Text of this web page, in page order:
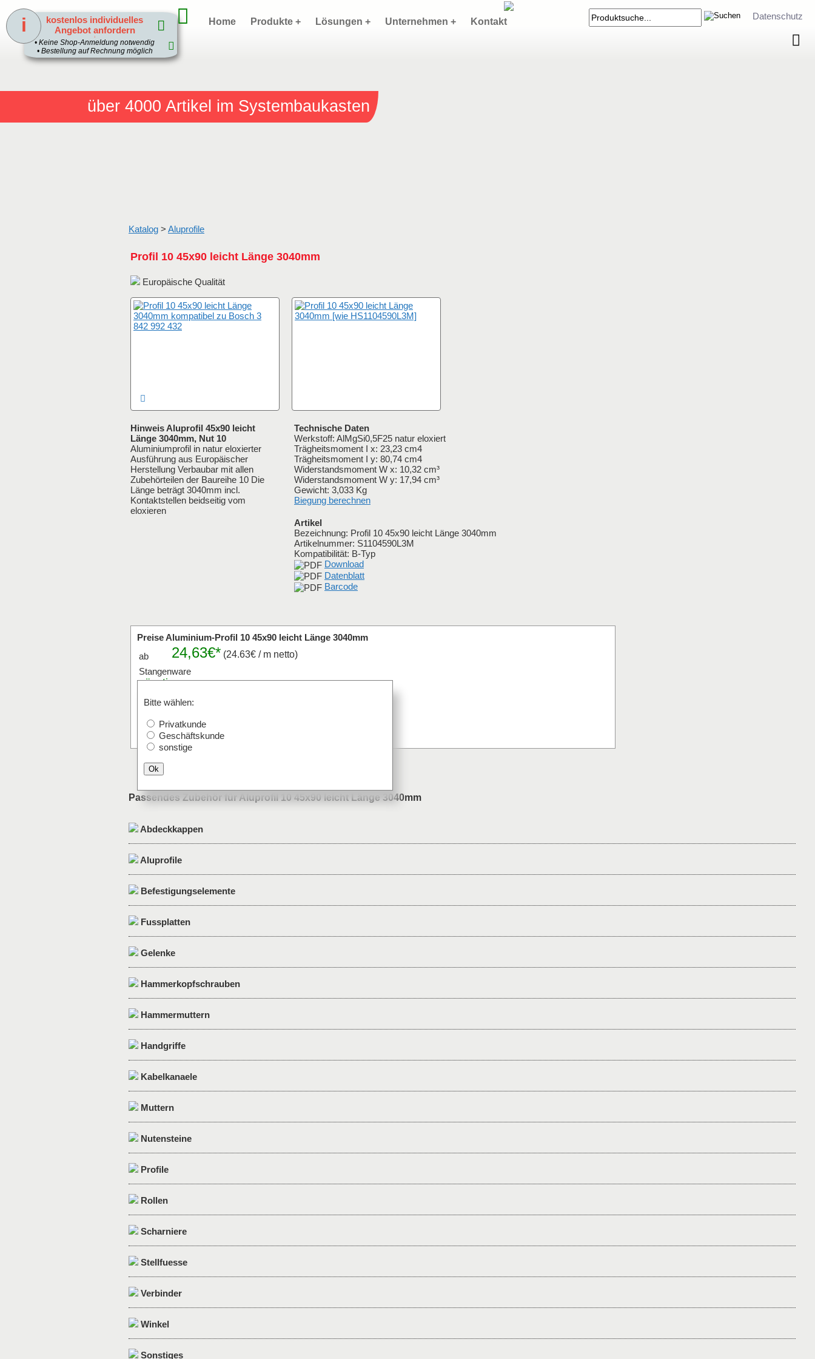
über 4000 Artikel im Systembaukasten
Datenschutz
Home Produkte + Lösungen + Unternehmen + Kontakt
Katalog > Aluprofile
Profil 10 45x90 leicht Länge 3040mm
Europäische Qualität
Hinweis Aluprofil 45x90 leicht
Länge 3040mm, Nut 10
Aluminiumprofil in natur eloxierter
Ausführung aus Europäischer
Herstellung Verbaubar mit allen
Zubehörteilen der Baureihe 10 Die
Länge beträgt 3040mm incl.
Kontaktstellen beidseitig vom
eloxieren
Technische Daten
Werkstoff: AlMgSi0,5F25 natur eloxiert
Trägheitsmoment I x: 23,23 cm4
Trägheitsmoment I y: 80,74 cm4
Widerstandsmoment W x: 10,32 cm³
Widerstandsmoment W y: 17,94 cm³
Gewicht: 3,033 Kg
Biegung berechnen
Artikel
Bezeichnung: Profil 10 45x90 leicht Länge 3040mm
Artikelnummer: S1104590L3M
Kompatibilität: B-Typ
Download
Datenblatt
Barcode
Preise Aluminium-Profil 10 45x90 leicht Länge 3040mm
Bitte wählen:
Privatkunde
Geschäftskunde
sonstige
Ok
ab 24,63€* (24.63€ / m netto)
Stangenware
günstigen
Tagespreis
anfragen
Stangen a` mm
Passendes Zubehör für Aluprofil 10 45x90 leicht Länge 3040mm
Abdeckkappen
Aluprofile
Befestigungselemente
Fussplatten
Gelenke
Hammerkopfschrauben
Hammermuttern
Handgriffe
Kabelkanaele
Muttern
Nutensteine
Profile
Rollen
Scharniere
Stellfuesse
Verbinder
Winkel
Sonstiges
kostenlos individuelles
Angebot anfordern
1
• Keine Shop-Anmeldung notwendig
• Bestellung auf Rechnung möglich
i